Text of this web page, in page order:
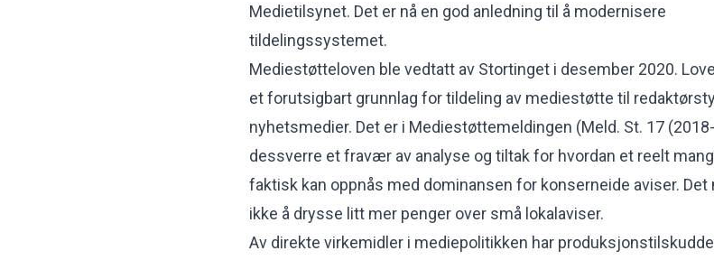
Medietilsynet. Det er nå en god anledning til å modernisere
tildelingssystemet.
Mediestøtteloven ble vedtatt av Stortinget i desember 2020.
et forutsigbart grunnlag for tildeling av mediestøtte til
nyhetsmedier. Det er i Mediestøttemeldingen (Meld. St. 17
dessverre et fravær av analyse og tiltak for hvordan et reelt
faktisk kan oppnås med dominansen for konserneide aviser. Det
ikke å drysse litt mer penger over små lokalaviser.
Av direkte virkemidler i mediepolitikken har